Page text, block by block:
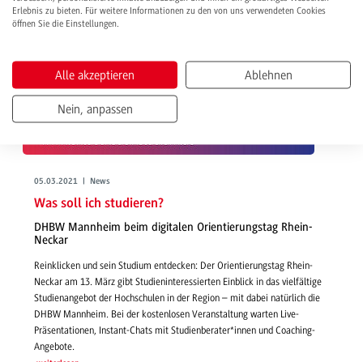
05.03.2021 | News
Was soll ich studieren?
DHBW Mannheim beim digitalen Orientierungstag Rhein-
Neckar
Reinklicken und sein Studium entdecken: Der Orientierungstag Rhein-
Neckar am 13. März gibt Studieninteressierten Einblick in das vielfältige
Studienangebot der Hochschulen in der Region – mit dabei natürlich die
DHBW Mannheim. Bei der kostenlosen Veranstaltung warten Live-
Präsentationen, Instant-Chats mit Studienberater*innen und Coaching-
Angebote.
Erlebnis zu bieten. Für weitere Informationen zu den von uns verwendeten Cookies
öffnen Sie die Einstellungen.
Alle akzeptieren Ablehnen
Nein, anpassen